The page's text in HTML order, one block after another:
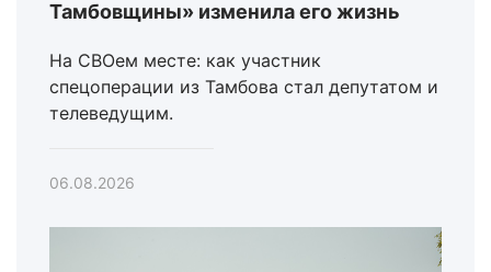
Тамбовщины» изменила его жизнь
На СВОем месте: как участник
спецоперации из Тамбова стал депутатом и
телеведущим.
06.08.2026